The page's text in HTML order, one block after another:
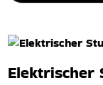
Elektrischer